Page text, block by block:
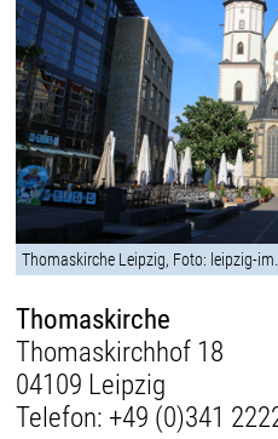
Thomaskirche Leipzig, Foto: leipzig-
Thomaskirche
Thomaskirchhof 18
04109 Leipzig
Telefon: +49 (0)341